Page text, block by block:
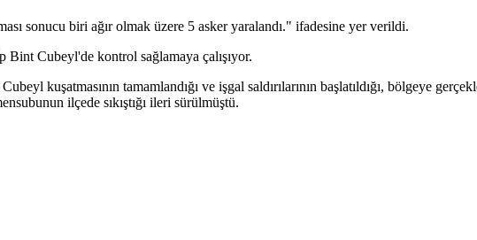
sonucu biri ağır olmak üzere 5 asker yaralandı." ifadesine yer verildi.
Cubeyl'de kontrol sağlamaya çalışıyor.
kuşatmasının tamamlandığı ve işgal saldırılarının başlatıldığı, bölgeye
ilçede sıkıştığı ileri sürülmüştü.